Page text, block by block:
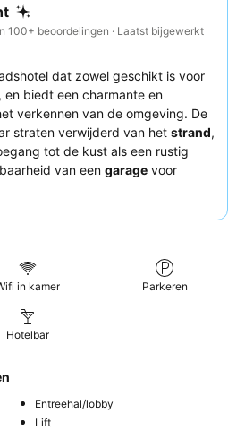
100+ beoordelingen · Laatst bijgewerkt
dat zowel geschikt is voor
, en biedt een charmante en
verkennen van de omgeving. De
straten verwijderd van het strand,
tot de kust als een rustig
van een garage voor
toegankelijkheid voor alle gasten
en het uitgebreide,
comfortabeler verblijf kunnen
naar de nieuw ingerichte en
in kamer Parkeren
Hotelbar
Entreehal/lobby
Lift